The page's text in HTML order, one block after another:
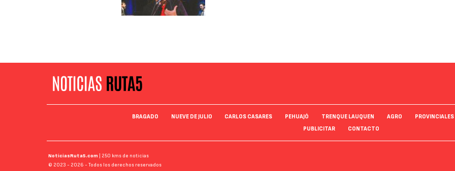
BRAGADO NUEVE DE JULIO CARLOS CASARES PEHUAJÓ TRENQUE LAUQUEN AGRO PROVINCIALES
PUBLICITAR
CONTACTO
NoticiasRuta5.com
| 250 kms de noticias
© 2023 - 2026 - Todos los derechos reservados